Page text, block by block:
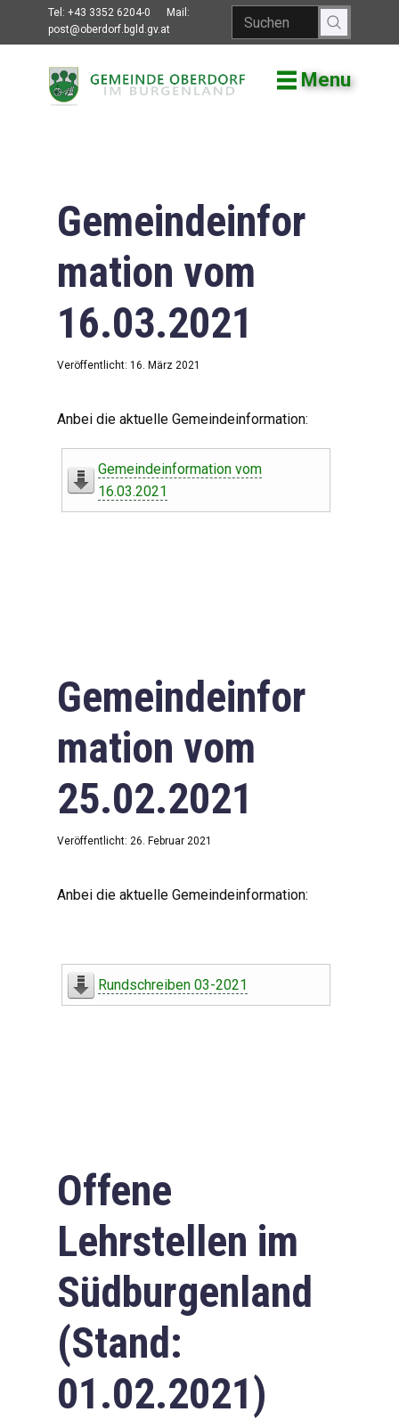
Tel: +43 3352 6204-0
Mail:
post@oberdorf.bgld.gv.at
Menu
Willkommen
Gemeindeamt
Gemeinderat
Bildung
Vereine
Leben in Oberdorf
Downloads
Impressum
Datenschutzerklärung
Gemeindeinfor
mation vom
16.03.2021
Veröffentlicht: 16. März 2021
Anbei die aktuelle Gemeindeinformation:
Gemeindeinformation vom
16.03.2021
Gemeindeinfor
mation vom
25.02.2021
Veröffentlicht: 26. Februar 2021
Anbei die aktuelle Gemeindeinformation:
Rundschreiben 03-2021
Offene
Lehrstellen im
Südburgenland
(Stand:
01.02.2021)